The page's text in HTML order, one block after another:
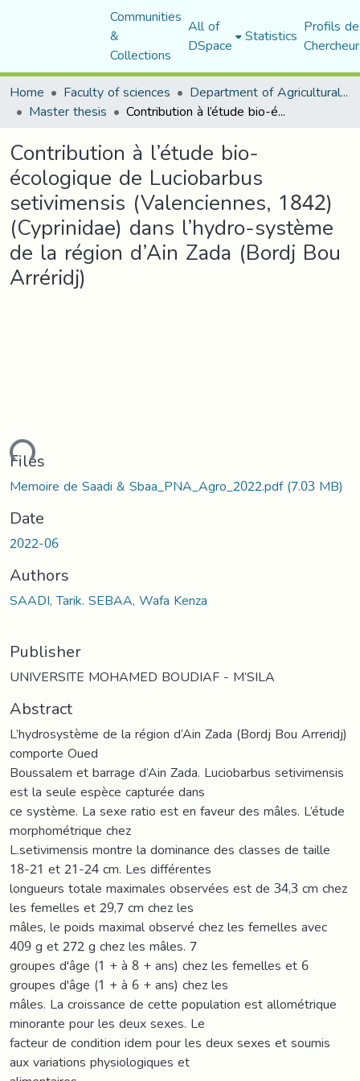
Communities
&
Collections
All of
DSpace Statistics Profils
Home
Faculty of sciences Department of Agricultural Sciences
Master thesis Contribution à l’étude bio-écologique de Luciobarbus setivimensis (Valenciennes, 1842) (Cyprinidae) dans l’hydro-système de la région d’Ain Zada (Bordj Bou Arréridj)
Contribution à l’étude bio-
écologique de Luciobarbus
setivimensis (Valenciennes, 1842)
(Cyprinidae) dans l’hydro-système
de la région d’Ain Zada (Bordj Bou
Arréridj)
Files
Memoire de Saadi & Sbaa_PNA_Agro_2022.pdf(7.03 MB)
Date
2022-06
Authors
SAADI, Tarik. SEBAA, Wafa Kenza
Publisher
UNIVERSITE MOHAMED BOUDIAF - M’SILA
Abstract
L’hydrosystème de la région d’Ain Zada (Bordj Bou Arreridj)
comporte Oued
Boussalem et barrage d’Ain Zada. Luciobarbus setivimensis
est la seule espèce capturée dans
ce système. La sexe ratio est en faveur des mâles. L’étude
morphométrique chez
L.setivimensis montre la dominance des classes de taille
18-21 et 21-24 cm. Les différentes
longueurs totale maximales observées est de 34,3 cm chez
les femelles et 29,7 cm chez les
mâles, le poids maximal observé chez les femelles avec
409 g et 272 g chez les mâles. 7
groupes d'âge (1 + à 8 + ans) chez les femelles et 6
groupes d'âge (1 + à 6 + ans) chez les
mâles. La croissance de cette population est allométrique
minorante pour les deux sexes. Le
facteur de condition idem pour les deux sexes et soumis
aux variations physiologiques et